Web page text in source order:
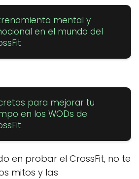
mental y
en el mundo del
para mejorar tu
en los WODs de
en probar el CrossFit, no te
mitos y las